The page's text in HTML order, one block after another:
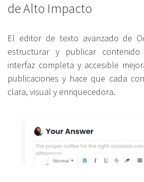
de Alto Impacto
El editor de texto avanzado de
estructurar y publicar
interfaz completa y accesible
publicaciones y hace que cada
clara, visual y enriquecedora.